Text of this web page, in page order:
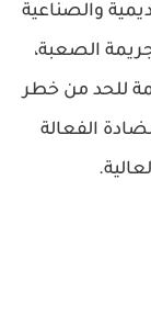
والصناعية
الصعبة،
للحد من خطر
الفعالة